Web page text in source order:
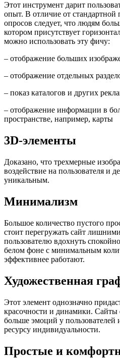
Этот инструмент дарит
опыт. В отличие от стандартной
опросов следует, что людям
котором присутствует
можно использовать эту фичу:
– отображение больших
– отображение отдельных
– показ каталогов и других
– отображение информации в
пространстве, например, карты
3D-элементы
Доказано, что трехмерные
воздействие на пользователя и
уникальным.
Минимализм
Большое количество пустого
стоит перегружать сайт
пользователю вдохнуть
белом фоне с минимальным
эффективнее работают.
Художественная
Этот элемент однозначно
красочности и динамики.
больше эмоций у
ресурсу индивидуальности.
Простые и